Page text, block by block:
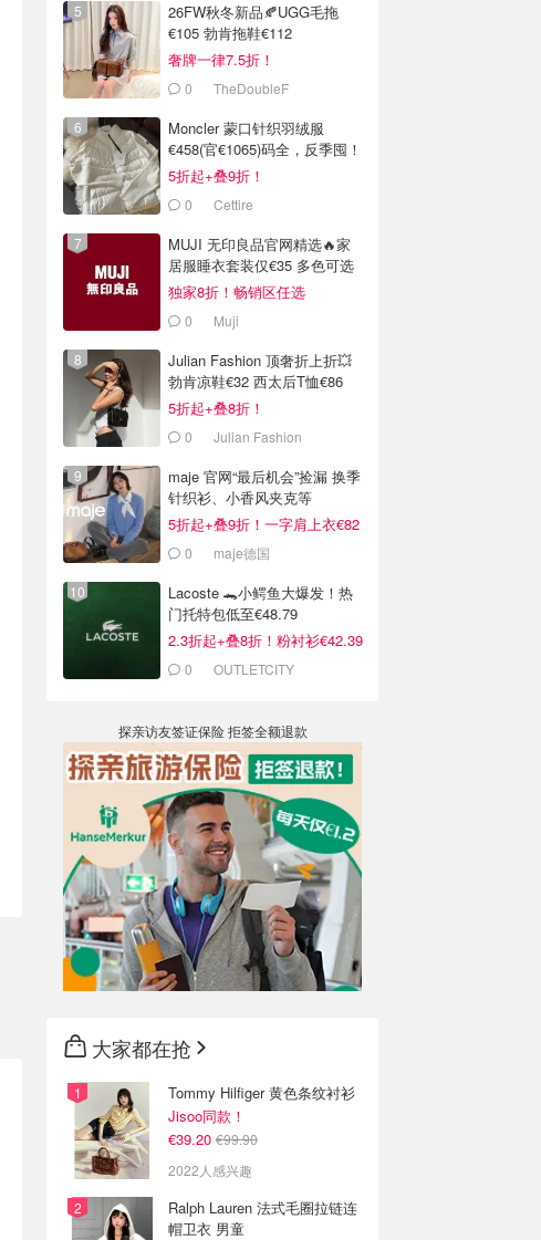
26FW秋冬新品🍂UGG毛拖
€105 勃肯拖鞋€112
奢牌一律7.5折！
0 TheDoubleF
Moncler 蒙口针织羽绒服
€458(官€1065)码全，反季囤！
5折起+叠9折！
0 Cettire
MUJI 无印良品官网精选🔥家
居服睡衣套装仅€35 多色可选
独家8折！畅销区任选
0 Muji
Julian Fashion 顶奢折上折💥
勃肯凉鞋€32 西太后T恤€86
5折起+叠8折！
0 Julian Fashion
maje 官网“最后机会”捡漏 换季
针织衫、小香风夹克等
5折起+叠9折！一字肩上衣€82
0 maje德国
Lacoste 🐊小鳄鱼大爆发！热
门托特包低至€48.79
2.3折起+叠8折！粉衬衫€42.39
0
OUTLETCITY
探亲访友签证保险 拒签全额退款
大家都在抢
Tommy Hilfiger 黄色条纹衬衫
Jisoo同款！
€39.20 €99.90
2022人感兴趣
Ralph Lauren 法式毛圈拉链连
帽卫衣 男童